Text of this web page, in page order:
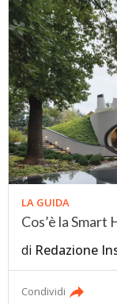
LA GUIDA
Cos’è la
di Redazione
Condividi